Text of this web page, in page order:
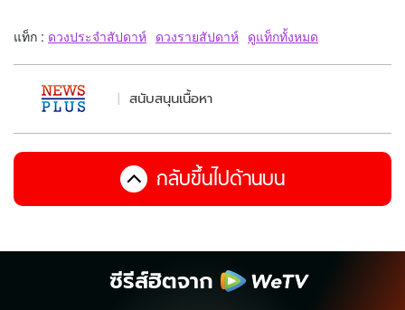
แท็ก : ดวงประจำสัปดาห์ ดวงรายสัปดาห์ ดูแท็กทั้งหมด
สนับสนุนเนื้อหา
กลับขึ้นไปด้านบน
ซีรีส์ฮิตจาก